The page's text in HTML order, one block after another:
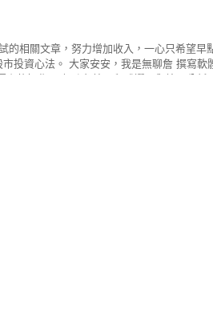
相關文章，努力增加收入，一心只希望早
投資心法。 大家安安，我是無聊詹 撰寫軟
的操作。 無聊詹擅長程式選股與籌碼分析
，運用K棒與移動平均線找出適合買進的訊